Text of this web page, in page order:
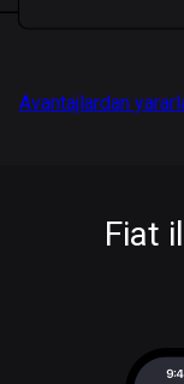
Avantajlardan
Fiat